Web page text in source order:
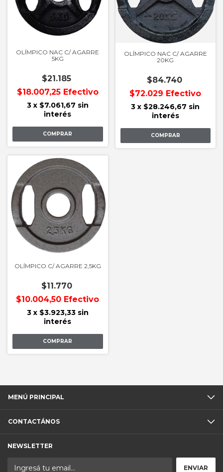
OLÍMPICO NAC C/ AGARRE
5KG
$21.185
$18.007,25 Efectivo
3 x $7.061,67 sin
interés
OLÍMPICO NAC C/ AGARRE
20KG
$84.740
$72.029 Efectivo
3 x $28.246,67 sin
interés
OLÍMPICO C/ AGARRE 2,5KG
$11.770
$10.004,50 Efectivo
3 x $3.923,33 sin
interés
MENÚ PRINCIPAL
CONTACTÁNOS
NEWSLETTER